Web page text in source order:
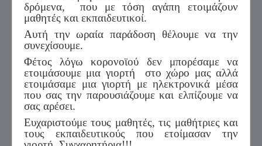
δρόμενα, που με τόση αγάπη ετοιμάζουν
μαθητές και εκπαιδευτικοί.
Αυτή την ωραία παράδοση θέλουμε να την
συνεχίσουμε.
Φέτος λόγω κορονοϊού δεν μπορέσαμε να
ετοιμάσουμε μια γιορτή στο χώρο μας αλλά
ετοιμάσαμε μια γιορτή με ηλεκτρονικά μέσα
που σας την παρουσιάζουμε και ελπίζουμε να
σας αρέσει.
Ευχαριστούμε τους μαθητές, τις μαθήτριες και
τους εκπαιδευτικούς που ετοίμασαν την